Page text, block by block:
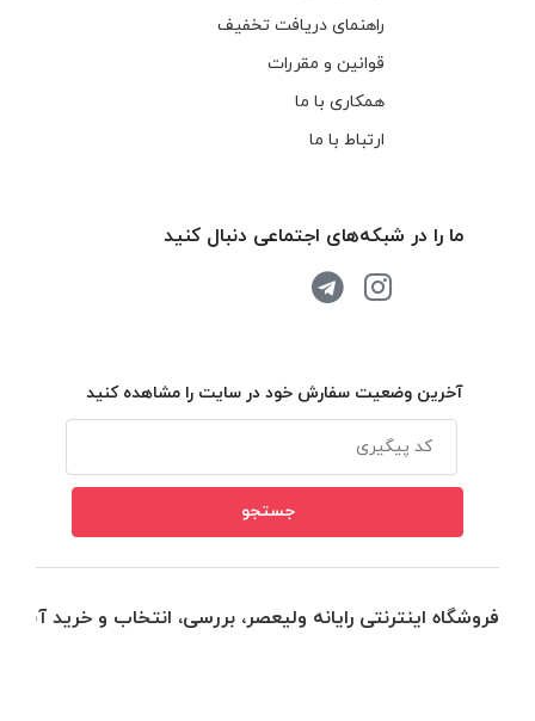
راهنمای دریافت تخفیف
قوانین و مقررات
همکاری با ما
ارتباط با ما
ما را در شبکه‌های اجتماعی دنبال کنید
آخرین وضعیت سفارش خود در سایت را مشاهده کنید
فروشگاه اینترنتی رایانه ولیعصر، بررسی، انتخاب و خرید